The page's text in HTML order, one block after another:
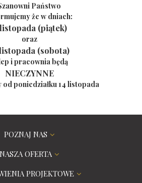
Państwo
że w dniach:
listopada (piątek)
oraz
(sobota)
i pracownia będą
NIECZYNNE
od poniedziałku 14 listopada
POZNAJ NAS
NASZA OFERTA
PROJEKTOWE